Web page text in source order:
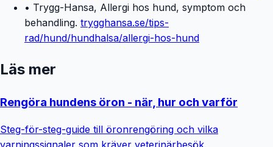
• Trygg-Hansa, Allergi hos hund, symptom och
behandling. trygghansa.se/tips-
rad/hund/hundhalsa/allergi-hos-hund
Läs mer
Rengöra hundens öron - när, hur och varför
Steg-för-steg-guide till öronrengöring och vilka